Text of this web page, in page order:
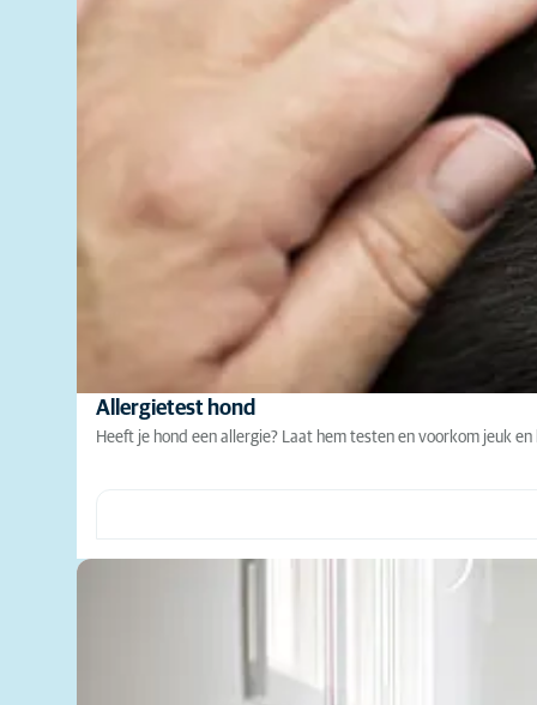
Allergietest hond
Heeft je hond een allergie? Laat hem testen en voorkom jeuk